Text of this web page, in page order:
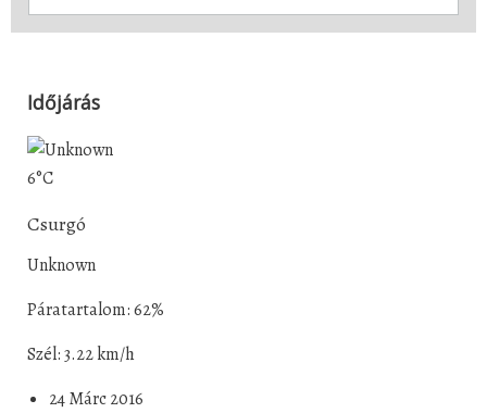
Időjárás
6°C
Csurgó
Unknown
Páratartalom: 62%
Szél: 3.22 km/h
24 Márc 2016